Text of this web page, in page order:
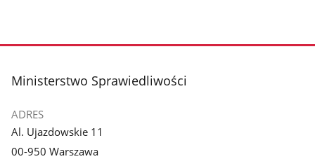
stopka
Ministerstwo Sprawiedliwości
ADRES
Al. Ujazdowskie 11
00-950 Warszawa